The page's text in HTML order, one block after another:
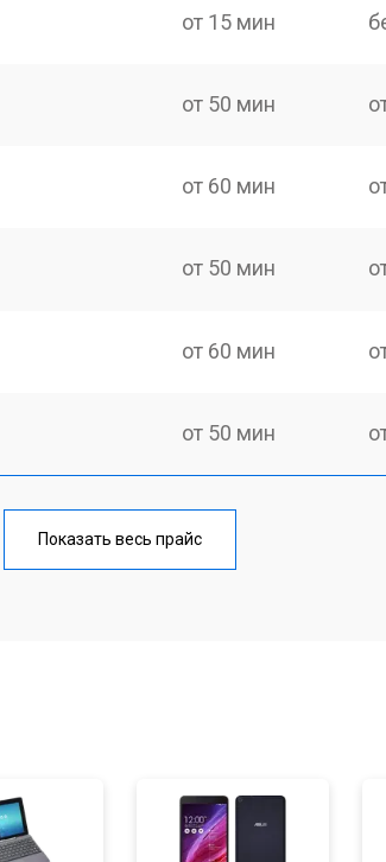
от 15 мин
от 50 мин
от 60 мин
от 50 мин
от 60 мин
от 50 мин
от 70 мин
от 90 мин
Показать весь прайс